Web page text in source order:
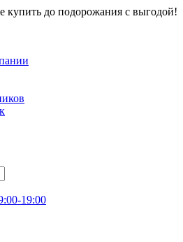
купить до подорожания с выгодой!
19:00